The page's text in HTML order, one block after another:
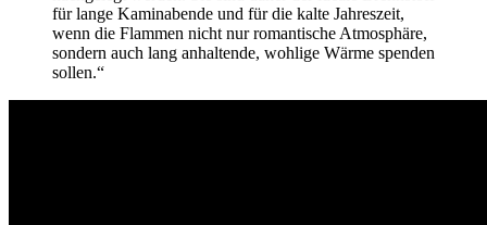
für lange Kaminabende und für die kalte Jahreszeit,
wenn die Flammen nicht nur romantische Atmosphäre,
sondern auch lang anhaltende, wohlige Wärme spenden
sollen.“